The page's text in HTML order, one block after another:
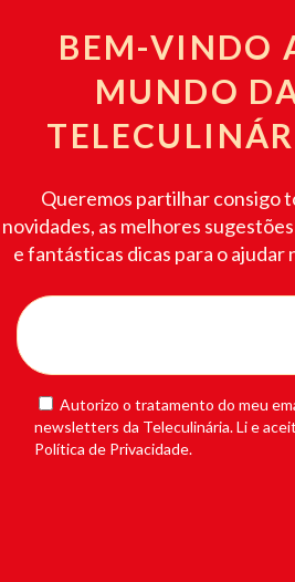
BEM-VINDO
MUNDO
Queremos partilhar consigo
novidades, as melhores
e fantásticas dicas para o ajudar
Autorizo o tratamento do meu
newsletters da Teleculinária. Li e
Política de Privacidade.